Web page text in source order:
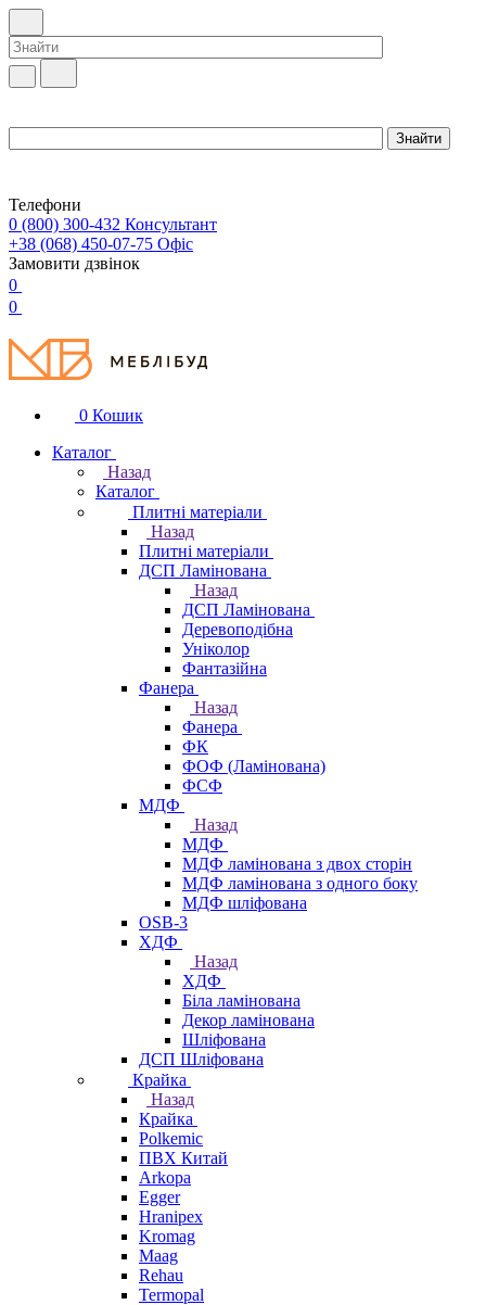
Телефони
0 (800) 300-432 Консультант
+38 (068) 450-07-75 Офіс
Замовити дзвінок
0
0
0 Кошик
Каталог
Назад
Каталог
Плитні матеріали
Назад
Плитні матеріали
ДСП Ламінована
Назад
ДСП Ламінована
Деревоподібна
Уніколор
Фантазійна
Фанера
Назад
Фанера
ФК
ФОФ (Ламінована)
ФСФ
МДФ
Назад
МДФ
МДФ ламінована з двох сторін
МДФ ламінована з одного боку
МДФ шліфована
OSB-3
ХДФ
Назад
ХДФ
Біла ламінована
Декор ламінована
Шліфована
ДСП Шліфована
Крайка
Назад
Крайка
Polkemic
ПВХ Китай
Arkopa
Egger
Hranipex
Kromag
Maag
Rehau
Termopal